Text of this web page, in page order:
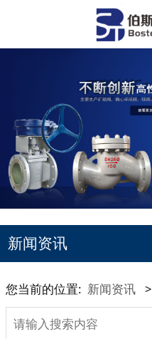
新闻资讯
您当前的位置: 新闻资讯 >